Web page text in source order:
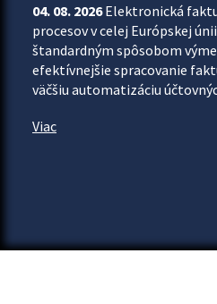
04. 08. 2026Elektronická
procesov v celej Európskej
štandardným spôsobom
efektívnejšie spracovanie
väčšiu automatizáciu
Viac